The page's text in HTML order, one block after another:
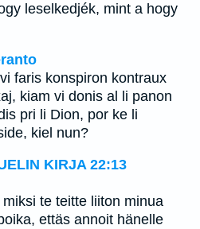
leselkedjék, mint a hogy
faris konspiron kontraux
kiam vi donis al li panon
pri li Dion, por ke li
kiel nun?
KIRJA 22:13
te teitte liiton minua
ettäs annoit hänelle